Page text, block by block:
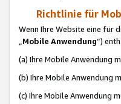
Richtlinie für
Wenn Ihre Website eine für
„Mobile Anwendung“)
(a) Ihre Mobile Anwendung
(b) Ihre Mobile Anwendung
(c) Ihre Mobile Anwendung